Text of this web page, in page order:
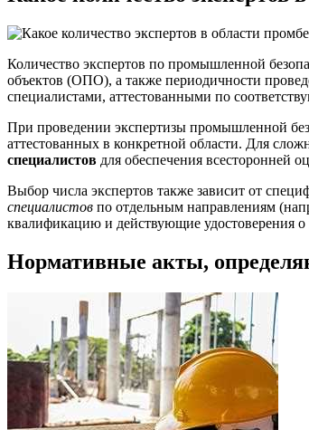
Количество экспертов по промышленной
объектов (ОПО), а также периодичности
специалистами, аттестованными по
При проведении экспертизы промышленной
аттестованных в конкретной области. Для
специалистов для обеспечения всесторонней
Выбор числа экспертов также зависит от
специалистов по отдельным направлениям
квалификацию и действующие удостоверения о
Нормативные акты,